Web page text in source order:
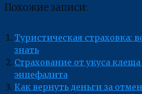
Похожие записи:
Туристическая страховка:
знать
Страхование от укуса
энцефалита
Как вернуть деньги за